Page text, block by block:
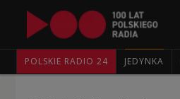
POLSKIE RADIO 24 JEDYNKA